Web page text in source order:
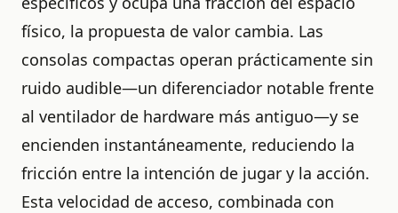
físico, la propuesta de valor cambia. Las
consolas compactas operan prácticamente sin
ruido audible—un diferenciador notable frente
al ventilador de hardware más antiguo—y se
encienden instantáneamente, reduciendo la
fricción entre la intención de jugar y la acción.
Esta velocidad de acceso, combinada con